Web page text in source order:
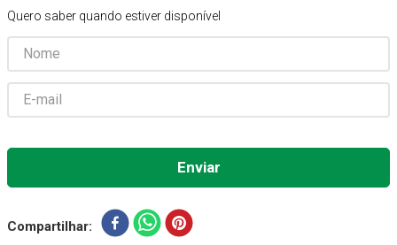
Quero saber quando estiver disponível
Compartilhar
7 º Aparelho Pressão
8º Gaze Esteril
9º Curativo
10º